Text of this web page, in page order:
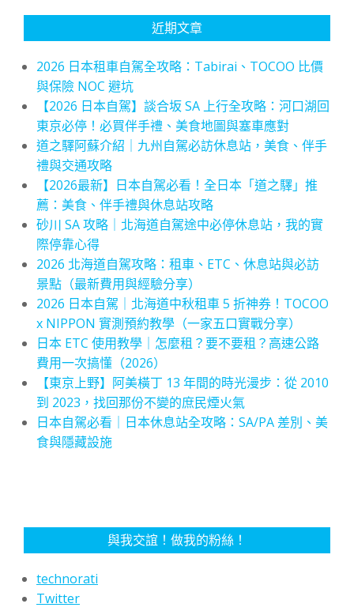
近期文章
2026 日本租車自駕全攻略：Tabirai、TOCOO 比價
與保險 NOC 避坑
【2026 日本自駕】談合坂 SA 上行全攻略：河口湖回
東京必停！必買伴手禮、美食地圖與塞車應對
道之驛阿蘇介紹｜九州自駕必訪休息站，美食、伴手
禮與交通攻略
【2026最新】日本自駕必看！全日本「道之驛」推
薦：美食、伴手禮與休息站攻略
砂川 SA 攻略｜北海道自駕途中必停休息站，我的實
際停靠心得
2026 北海道自駕攻略：租車、ETC、休息站與必訪
景點（最新費用與經驗分享）
2026 日本自駕｜北海道中秋租車 5 折神券！TOCOO
x NIPPON 實測預約教學（一家五口實戰分享）
日本 ETC 使用教學｜怎麼租？要不要租？高速公路
費用一次搞懂（2026）
【東京上野】阿美橫丁 13 年間的時光漫步：從 2010
到 2023，找回那份不變的庶民煙火氣
日本自駕必看｜日本休息站全攻略：SA/PA 差別、美
食與隱藏設施
與我交誼！做我的粉絲！
technorati
Twitter